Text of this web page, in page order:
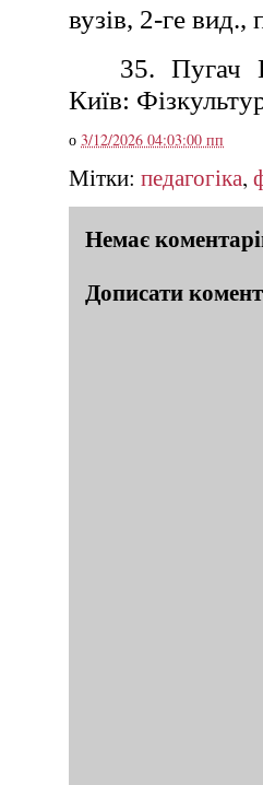
вузів, 2-ге
35. Пугач
Київ:
о 3/12/2026 04:03:00 пп
Мітки: педагогіка,
Немає
Дописати